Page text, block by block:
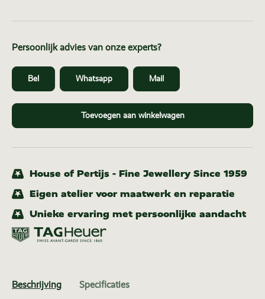
Persoonlijk advies van onze experts?
Bel Whatsapp Mail
Toevoegen aan winkelwagen
House of Pertijs - Fine Jewellery Since 1959
Eigen atelier voor maatwerk en reparatie
Unieke ervaring met persoonlijke aandacht
Beschrijving Specificaties